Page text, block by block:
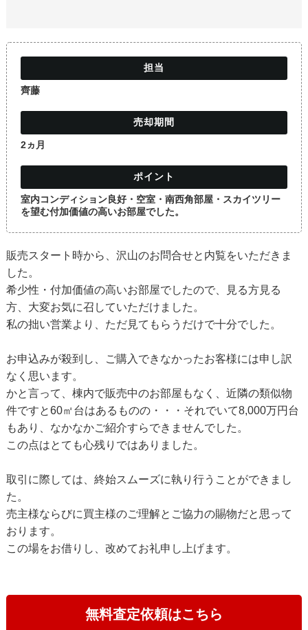
齊藤
2ヵ月
室内コンディション良好・空室・南西角部屋・スカイツリー
を望む付加価値の高いお部屋でした。
販売スタート時から、沢山のお問合せと内覧をいただきま
した。
希少性・付加価値の高いお部屋でしたので、見る方見る
方、大変お気に召していただけました。
私の拙い営業より、ただ見てもらうだけで十分でした。
お申込みが殺到し、ご購入できなかったお客様には申し訳
なく思います。
かと言って、棟内で販売中のお部屋もなく、近隣の類似物
件ですと60㎡台はあるものの・・・それでいて8,000万円台
もあり、なかなかご紹介すらできませんでした。
この点はとても心残りではありました。
取引に際しては、終始スムーズに執り行うことができまし
た。
売主様ならびに買主様のご理解とご協力の賜物だと思って
おります。
この場をお借りし、改めてお礼申し上げます。
無料査定依頼はこちら